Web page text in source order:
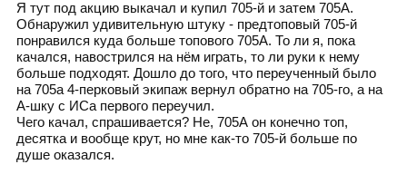
Я тут под акцию выкачал и купил 705-й и затем 705А.
Обнаружил удивительную штуку - предтоповый 705-й
понравился куда больше топового 705А. То ли я, пока
качался, навострился на нём играть, то ли руки к нему
больше подходят. Дошло до того, что переученный было
на 705а 4-перковый экипаж вернул обратно на 705-го, а на
А-шку с ИСа первого переучил.
Чего качал, спрашивается? Не, 705А он конечно топ,
десятка и вообще крут, но мне как-то 705-й больше по
душе оказался.